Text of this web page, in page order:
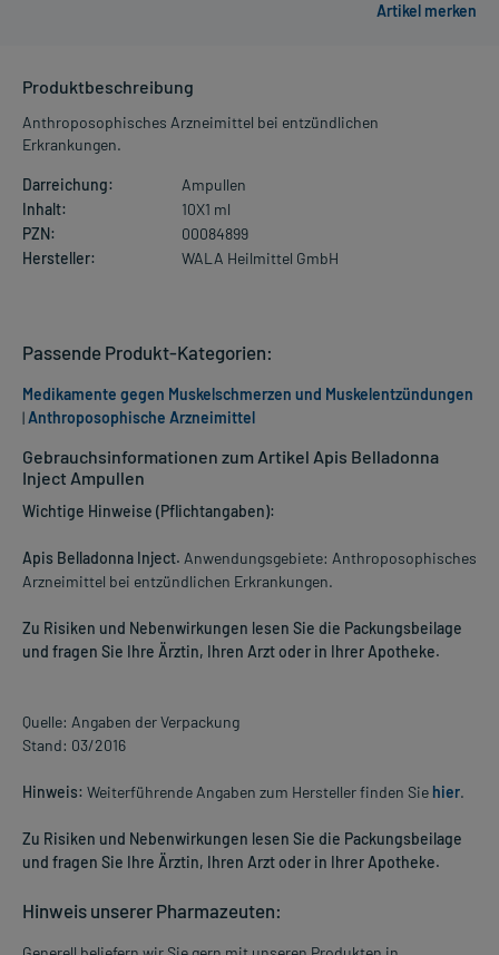
Produktbeschreibung
Anthroposophisches Arzneimittel bei entzündlichen
Erkrankungen.
Darreichung:
Ampullen
Inhalt:
10X1 ml
PZN:
00084899
Hersteller:
WALA Heilmittel GmbH
Gebrauchsinformationen zum Artikel Apis Belladonna
Inject Ampullen
Wichtige Hinweise (Pflichtangaben):
Apis Belladonna Inject. Anwendungsgebiete: Anthroposophisches
Arzneimittel bei entzündlichen Erkrankungen.
Zu Risiken und Nebenwirkungen lesen Sie die Packungsbeilage
und fragen Sie Ihre Ärztin, Ihren Arzt oder in Ihrer Apotheke.
Quelle: Angaben der Verpackung
Stand: 03/2016
Hinweis: Weiterführende Angaben zum Hersteller finden Sie hier.
Zu Risiken und Nebenwirkungen lesen Sie die Packungsbeilage
und fragen Sie Ihre Ärztin, Ihren Arzt oder in Ihrer Apotheke.
Hinweis unserer Pharmazeuten:
Passende Produkt-Kategorien:
Medikamente gegen Muskelschmerzen und Muskelentzündungen
|Anthroposophische Arzneimittel